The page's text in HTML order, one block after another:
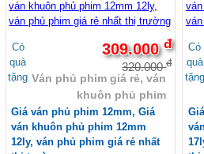
QUE HÀN
Ngành sắt
Giá bạt xanh cam
Tyren ti ren, Tán chuồn
Lưới mắt cáo, lưới hàn, lưới dập dãn,
kéo dãn, lưới tô tường, thép dập lỗ
TÔN SÀN DECK, TÔN ĐỔ SÀN BÊ
TÔN LÓT SÀN BÊ TÔNG, TÔN SÓNG
TÔN ĐỔ SÀN DECK 0.75 mm, TÔN
DECK, TÔN ĐỔ SÀN BÊ TÔNG
cao su, bạch đàn... Lực ép: 155
WBP, Melamin và Phenol. Xử lý 4
cạnh : Sơn keo chống thấm nước.
Loại phim : Dynea màu đen nhập
khẩu Hàn Quốc, Singapore và
Malaysia.
Có
quà
tặng
309.000đ
320.000đ
Ván phủ phim giá rẻ, ván
khuôn phủ phim
Giá ván phủ phim 12mm, Giá
ván khuôn phủ phim 12mm
12ly, ván phủ phim giá rẻ nhất
Có
quà
tặng